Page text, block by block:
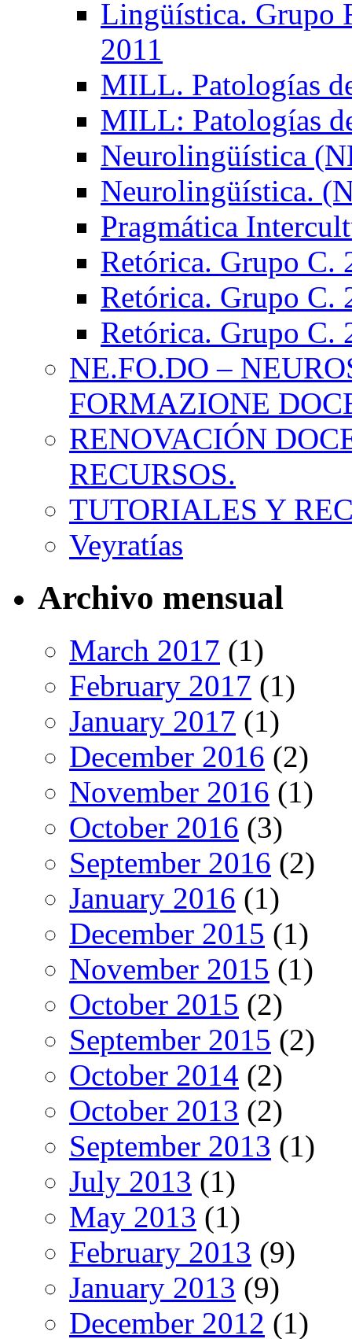
Lingüística. Grupo
2011
MILL. Patologías
MILL: Patologías
Neurolingüística
Neurolingüística.
Pragmática
Retórica. Grupo C.
Retórica. Grupo C.
Retórica. Grupo C.
NE.FO.DO –
FORMAZIONE
RENOVACIÓN
RECURSOS.
TUTORIALES Y
Veyratías
Archivo mensual
March 2017 (1)
February 2017 (1)
January 2017 (1)
December 2016 (2)
November 2016 (1)
October 2016 (3)
September 2016 (2)
January 2016 (1)
December 2015 (1)
November 2015 (1)
October 2015 (2)
September 2015 (2)
October 2014 (2)
October 2013 (2)
September 2013 (1)
July 2013 (1)
May 2013 (1)
February 2013 (9)
January 2013 (9)
December 2012 (1)